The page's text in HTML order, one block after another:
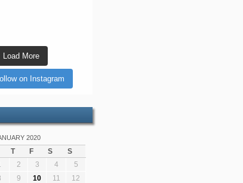
Load More
on Instagram
2020
T F S
S
2 3 4
5
9 10 11 12